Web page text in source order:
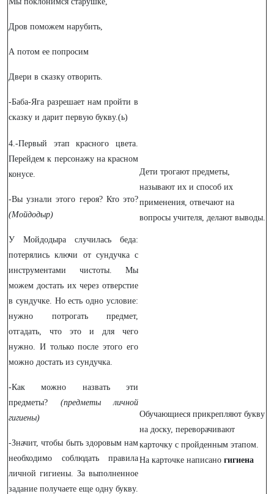
Дров поможем нарубить,
А потом ее попросим
Двери в сказку отворить.
-Баба-Яга разрешает нам пройти в
сказку и дарит первую букву.(ь)
4.-Первый этап красного цвета.
Перейдем к персонажу на красном
конусе.
-Вы узнали этого героя? Кто это?
(Мойдодыр)
У Мойдодыра случилась беда:
потерялись ключи от сундучка с
инструментами чистоты. Мы
можем достать их через отверстие
в сундучке. Но есть одно условие:
нужно потрогать предмет,
отгадать, что это и для чего
нужно. И только после этого его
можно достать из сундучка.
-Как можно назвать эти
предметы? (предметы личной
гигиены)
-Значит, чтобы быть здоровым нам
необходимо соблюдать правила
личной гигиены. За выполненное
задание получаете еще одну букву.
Дети трогают предметы,
называют их и способ их
применения, отвечают на
вопросы учителя, делают выводы.
Обучающиеся прикрепляют букву
на доску, переворачивают
карточку с пройденным этапом.
На карточке написано гигиена